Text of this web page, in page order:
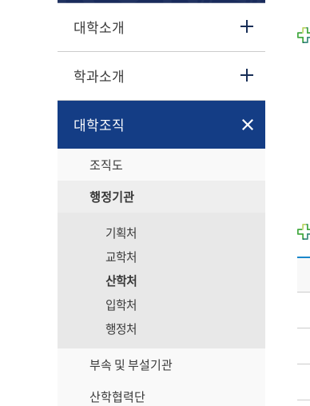
대학소개
학과소개
대학조직
조직도
행정기관
기획처
교학처
산학처
입학처
행정처
부속 및 부설기관
산학협력단